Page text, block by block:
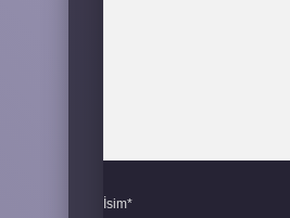
İsim*